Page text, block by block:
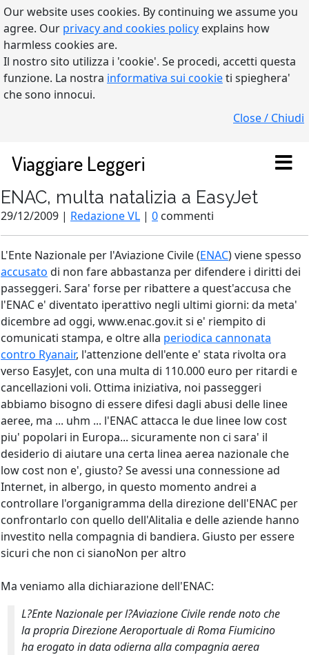
Our website uses cookies. By continuing we assume you
agree. Our privacy and cookies policy explains how
harmless cookies are.
Il nostro sito utilizza i 'cookie'. Se procedi, accetti questa
funzione. La nostra informativa sui cookieti spieghera'
che sono innocui.
Close / Chiudi
Viaggiare Leggeri
ENAC, multa natalizia a EasyJet
29/12/2009 | Redazione VL | 0 commenti
L'Ente Nazionale per l'Aviazione Civile (ENAC) viene spesso
accusato di non fare abbastanza per difendere i diritti dei
passeggeri. Sara' forse per ribattere a quest'accusa che
l'ENAC e' diventato iperattivo negli ultimi giorni: da meta'
dicembre ad oggi, www.enac.gov.it si e' riempito di
comunicati stampa, e oltre alla periodica cannonata
contro Ryanair, l'attenzione dell'ente e' stata rivolta ora
verso EasyJet, con una multa di 110.000 euro per ritardi e
cancellazioni voli. Ottima iniziativa, noi passeggeri
abbiamo bisogno di essere difesi dagli abusi delle linee
aeree, ma ... uhm ... l'ENAC attacca le due linee low cost
piu' popolari in Europa... sicuramente non ci sara' il
desiderio di aiutare una certa linea aerea nazionale che
low cost non e', giusto? Se avessi una connessione ad
Internet, in albergo, in questo momento andrei a
controllare l'organigramma della direzione dell'ENAC per
confrontarlo con quello dell'Alitalia e delle aziende hanno
investito nella compagnia di bandiera. Giusto per essere
sicuri che non ci sianoNon per altro
Ma veniamo alla dichiarazione dell'ENAC:
L?Ente Nazionale per l?Aviazione Civile rende noto che
la propria Direzione Aeroportuale di Roma Fiumicino
ha erogato in data odierna alla compagnia aerea